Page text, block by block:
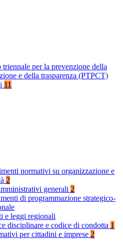
triennale per la prevenzione della
e della trasparenza (PTPCT)
11
normativi su organizzazione e
2
generali 2
di programmazione strategico-
e leggi regionali
disciplinare e codice di condotta 1
per cittadini e imprese 2